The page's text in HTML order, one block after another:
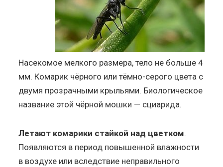
Насекомое мелкого размера, тело не больше 4
мм. Комарик чёрного или тёмно-серого цвета с
двумя прозрачными крыльями. Биологическое
название этой чёрной мошки — сциарида.
Летают комарики стайкой над цветком.
Появляются в период повышенной влажности
в воздухе или вследствие неправильного